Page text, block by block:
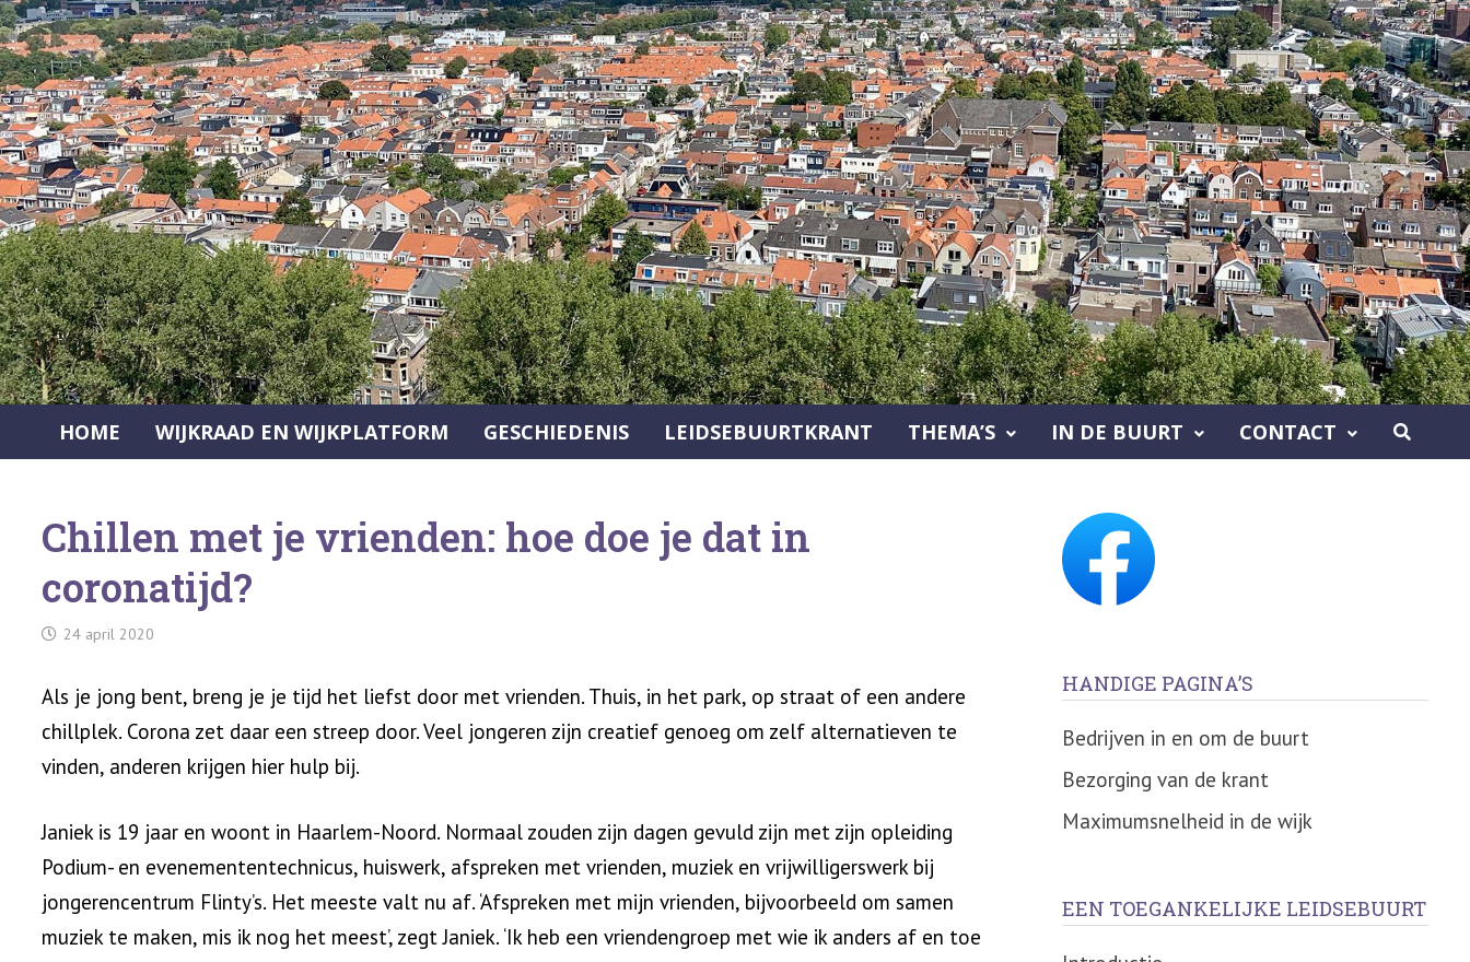
Ga
naar
de
inhoud
HOME WIJKRAAD EN WIJKPLATFORM GESCHIEDENIS LEIDSEBUURTKRANT THEMA’S IN DE BUURT CONTACT
Chillen met je vrienden: hoe doe je dat in
coronatijd?
24 april 2020
Als je jong bent, breng je je tijd het liefst door met vrienden. Thuis, in het park, op straat of een andere
chillplek. Corona zet daar een streep door. Veel jongeren zijn creatief genoeg om zelf alternatieven te
vinden, anderen krijgen hier hulp bij.
Janiek is 19 jaar en woont in Haarlem-Noord. Normaal zouden zijn dagen gevuld zijn met zijn opleiding
Podium- en evenemententechnicus, huiswerk, afspreken met vrienden, muziek en vrijwilligerswerk bij
jongerencentrum Flinty’s. Het meeste valt nu af. ‘Afspreken met mijn vrienden, bijvoorbeeld om samen
muziek te maken, mis ik nog het meest’, zegt Janiek. ‘Ik heb een vriendengroep met wie ik anders af en toe
HANDIGE PAGINA’S
Bedrijven in en om de buurt
Bezorging van de krant
Maximumsnelheid in de wijk
EEN TOEGANKELIJKE LEIDSEBUURT